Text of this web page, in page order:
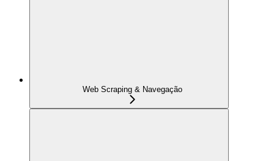
Web Scraping & Navegação